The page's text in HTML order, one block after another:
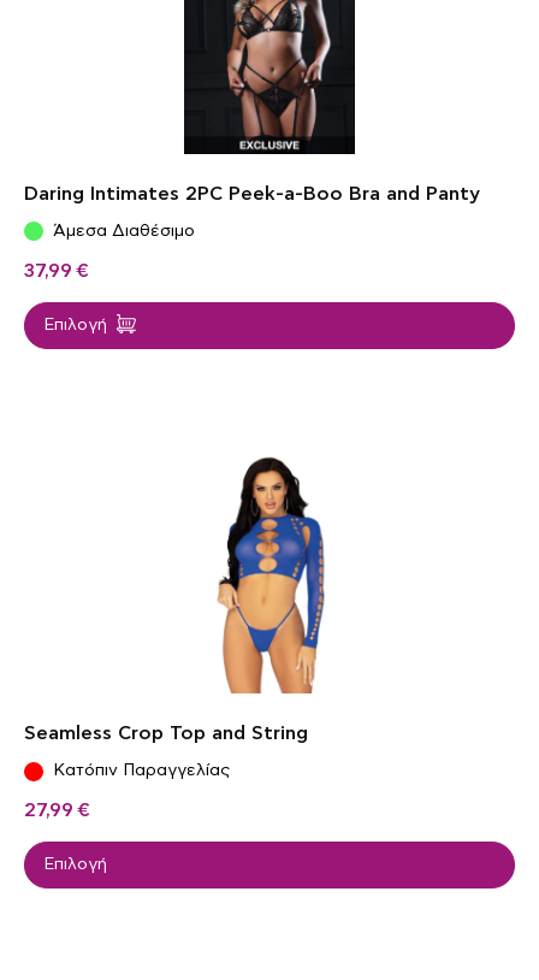
Daring Intimates 2PC Peek-a-Boo Bra and Panty
Άμεσα Διαθέσιμο
37,99 €
Επιλογή
Seamless Crop Top and String
Κατόπιν Παραγγελίας
27,99 €
Επιλογή